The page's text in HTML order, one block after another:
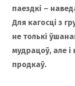
паездкі –
Для кагосцi з
не толькі
мудрацоў, але і
продкаў.